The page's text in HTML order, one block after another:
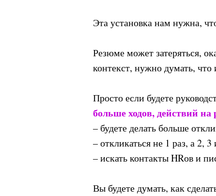
Эта установка нам нужна,
Резюме может затеряться,
контекст, нужно думать,
Просто если будете
больше ходов, действий
– будете делать больше
– откликаться не 1 раз, а 2,
– искать контакты HRов и
Вы будете думать, как